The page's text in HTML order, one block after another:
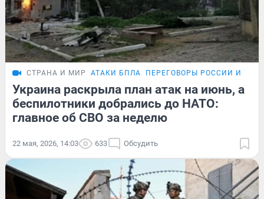
СТРАНА И МИР АТАКИ БПЛА ПЕРЕГОВОРЫ РОССИИ И
Украина раскрыла план атак на июнь, а
беспилотники добрались до НАТО:
главное об СВО за неделю
22 мая, 2026, 14:03 633 Обсудить